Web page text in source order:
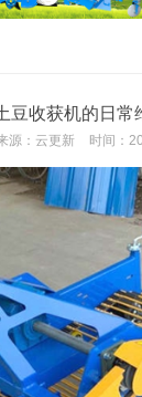
豆收获机的日常
源： 云更新 时间：